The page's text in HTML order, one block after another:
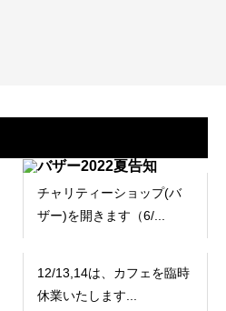
チャリティーショップ(バ
ザー)を開きます（6/...
12/13,14は、カフェを臨時
休業いたします...